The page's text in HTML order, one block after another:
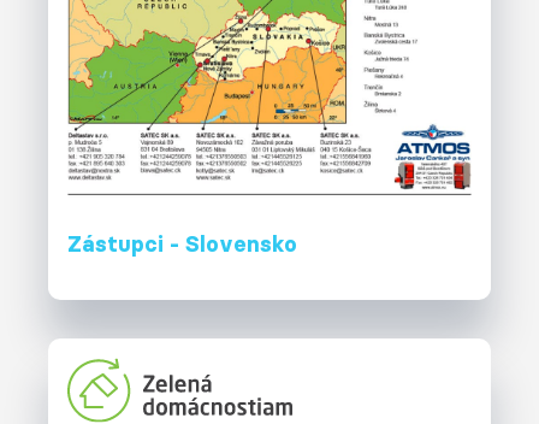
Zástupci - Slovensko